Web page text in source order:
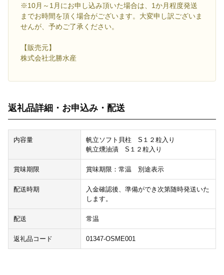
※10月～1月にお申し込み頂いた場合は、1か月程度発送
までお時間を頂く場合がございます。大変申し訳ございま
せんが、予めご了承ください。
【販売元】
株式会社北勝水産
返礼品詳細・お申込み・配送
内容量
帆立ソフト貝柱 S１２粒入り
帆立燻油漬 S１２粒入り
賞味期限 賞味期限：常温 別途表示
配送時期
入金確認後、準備ができ次第随時発送いた
します。
配送 常温
返礼品コード 01347-OSME001